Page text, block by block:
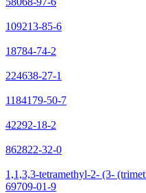
109213-85-6
18784-74-2
224638-27-1
1184179-50-7
42292-18-2
862822-32-0
1,1,3,3-tetramethyl-2- (3-
69709-01-9